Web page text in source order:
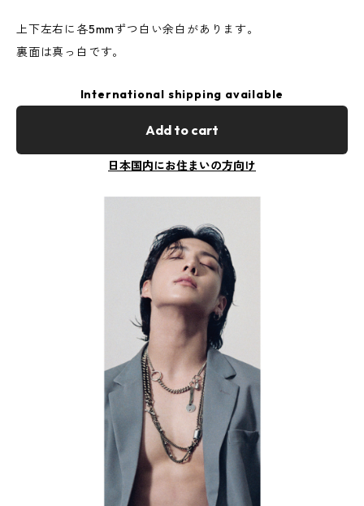
上下左右に各5mmずつ白い余白があります。
裏面は真っ白です。
International shipping available
Add to cart
日本国内にお住まいの方向け